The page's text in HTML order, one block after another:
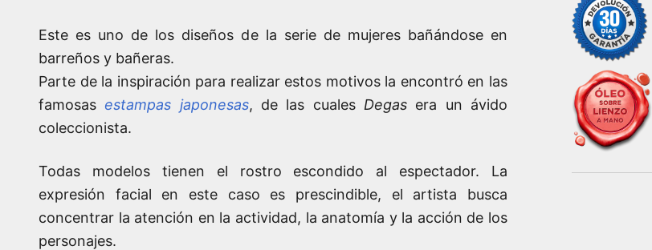
Este es uno de los diseños de la serie de mujeres bañándose en
barreños y bañeras.
Parte de la inspiración para realizar estos motivos la encontró en las
famosas estampas japonesas, de las cuales Degas era un ávido
coleccionista.
Todas modelos tienen el rostro escondido al espectador. La
expresión facial en este caso es prescindible, el artista busca
concentrar la atención en la actividad, la anatomía y la acción de los
personajes.